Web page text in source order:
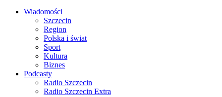
Wiadomości
Szczecin
Region
Polska i świat
Sport
Kultura
Biznes
Podcasty
Radio Szczecin
Radio Szczecin Extra